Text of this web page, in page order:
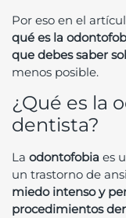
Por eso en el
qué es la
que debes saber
menos posible.
¿Qué es la
dentista?
La odontofobia es
un trastorno de
miedo intenso y
procedimientos